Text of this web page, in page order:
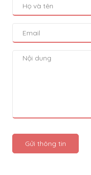
Gửi thông tin